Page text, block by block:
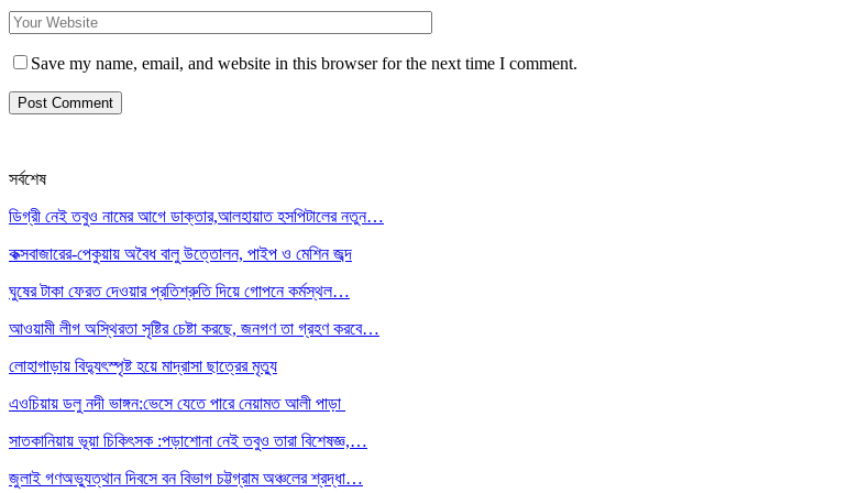
Save my name, email, and website in this browser for the next time I comment.
সর্বশেষ
ডিগ্রী নেই তবুও নামের আগে ডাক্তার,আলহায়াত হসপিটালের নতুন…
কক্সবাজারের-পেকুয়ায় অবৈধ বালু উত্তোলন, পাইপ ও মেশিন জব্দ
ঘুষের টাকা ফেরত দেওয়ার প্রতিশ্রুতি দিয়ে গোপনে কর্মস্থল…
আওয়ামী লীগ অস্থিরতা সৃষ্টির চেষ্টা করছে, জনগণ তা গ্রহণ করবে…
লোহাগাড়ায় বিদ্যুৎস্পৃষ্ট হয়ে মাদ্রাসা ছাত্রের মৃত্যু
এওচিয়ায় ডলু নদী ভাঙ্গন:ভেসে যেতে পারে নেয়ামত আলী পাড়া
সাতকানিয়ায় ভূয়া চিকিৎসক :পড়াশোনা নেই তবুও তারা বিশেষজ্ঞ,…
জুলাই গণঅভ্যুত্থান দিবসে বন বিভাগ চট্টগ্রাম অঞ্চলের শ্রদ্ধা…